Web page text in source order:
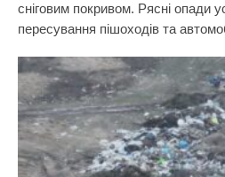
сніговим покривом. Рясні опади
пересування пішоходів та